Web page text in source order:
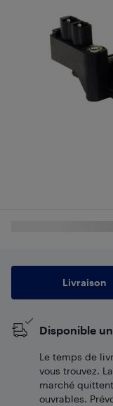
Livraison
Disponible
Le temps de
vous trouvez.
marché
ouvrables.